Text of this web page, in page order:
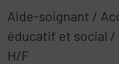
Aide-soignant /
éducatif et social /
H/F